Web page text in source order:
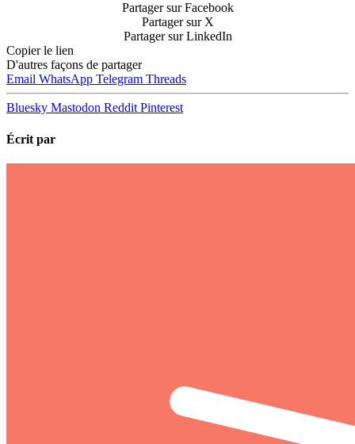
entre 2009 et 2019, mais il
s’est fait à un rythme plus de
Partager sur Facebook
Partager sur X
Partager sur LinkedIn
Copier le lien
D'autres façons de partager
Email WhatsApp Telegram Threads
Bluesky Mastodon RedditPinterest
Écrit par